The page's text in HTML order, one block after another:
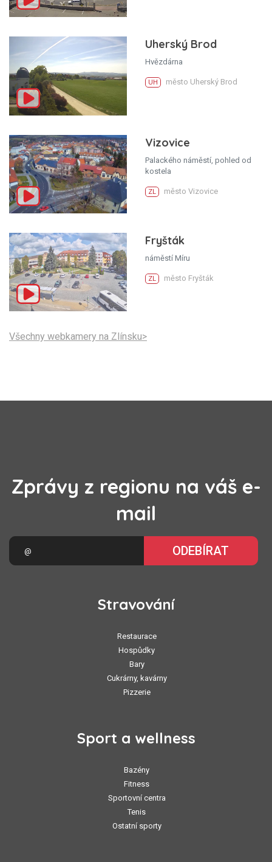
Uherský Brod
Hvězdárna
UH město Uherský Brod
Vizovice
Palackého náměstí, pohled od
kostela
ZL město Vizovice
Fryšták
náměstí Míru
ZL město Fryšták
Všechny webkamery na Zlínsku>
Zprávy z regionu na váš e-
mail
ODEBÍRAT
Stravování
Restaurace
Hospůdky
Bary
Cukrárny, kavárny
Pizzerie
Sport a wellness
Bazény
Fitness
Sportovní centra
Tenis
Ostatní sporty